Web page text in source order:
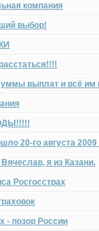
компания
выбор!
выплат и всё им
20-го августа 2009
я из Казани.
Росгосстрах
- позор России